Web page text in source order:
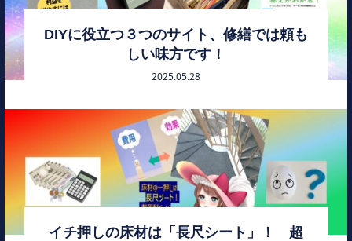
DIYに役立つ３つのサイト、修繕では頼も
しい味方です！
2025.05.28
イチ押しの床材は「長尺シート」！ 超
カテゴリー